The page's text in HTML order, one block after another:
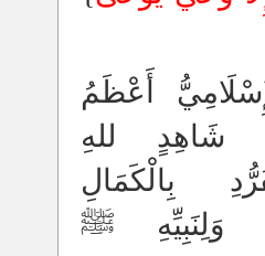
أَعْظَمُ
شَاهِدٍ للهِ
بِالْكَمَالِ
وَلِنَبِيِّهِ ﷺ